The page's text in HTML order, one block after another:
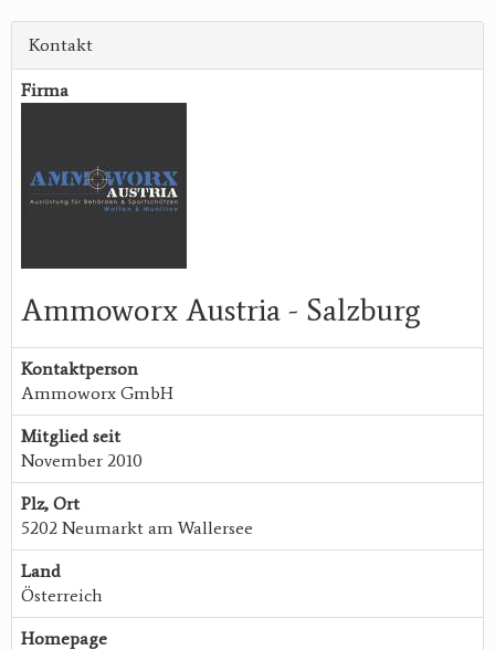
Kontakt
Firma
Ammoworx Austria - Salzburg
Kontaktperson
Ammoworx GmbH
Mitglied seit
November 2010
Plz, Ort
5202 Neumarkt am Wallersee
Land
Österreich
Homepage